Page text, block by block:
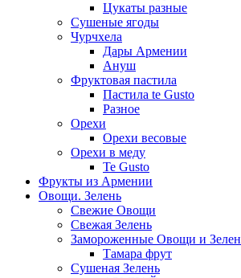
Цукаты разные
Сушеные ягоды
Чурчхела
Дары Армении
Ануш
Фруктовая пастила
Пастила te Gusto
Разное
Орехи
Орехи весовые
Орехи в меду
Te Gusto
Фрукты из Армении
Овощи. Зелень
Свежие Овощи
Свежая Зелень
Замороженные Овощи и
Тамара фрут
Сушеная Зелень